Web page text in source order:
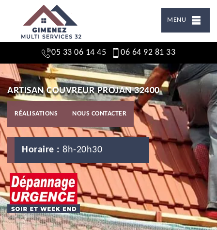
MENU
05 33 06 14 45 06 64 92 81 33
ARTISAN COUVREUR PROJAN 32400
RÉALISATIONS NOUS CONTACTER
Horaire : 8h-20h30